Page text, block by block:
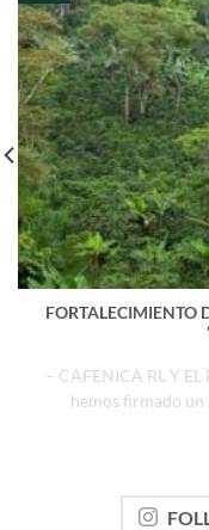
FORTALECIMIENTO
– CAFENICA RL Y
hemos firmado un